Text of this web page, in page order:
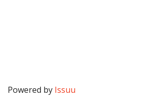
Powered by Issuu